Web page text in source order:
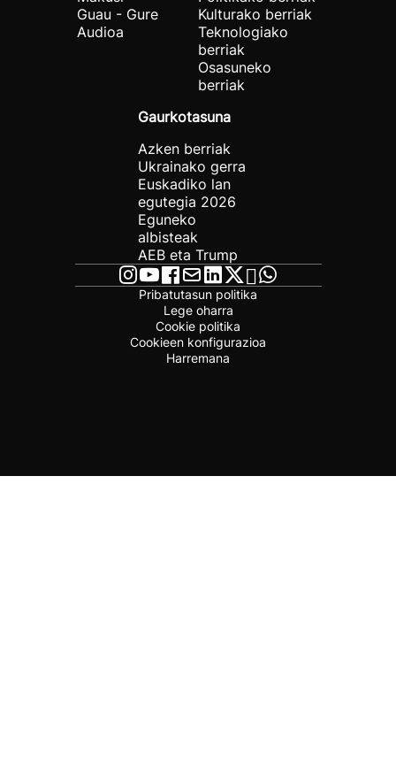
Guau - Gure
Audioa
Kulturako berriak
Teknologiako
berriak
Osasuneko
berriak
Gaurkotasuna
Azken berriak
Ukrainako gerra
Euskadiko lan
egutegia 2026
Eguneko
albisteak
AEB eta Trump
Pribatutasun politika
Lege oharra
Cookie politika
Cookieen konfigurazioa
Harremana